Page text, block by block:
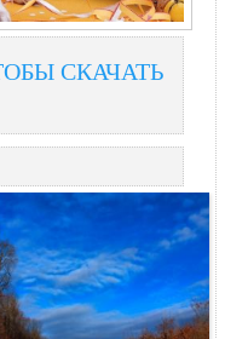
СКАЧАТЬ